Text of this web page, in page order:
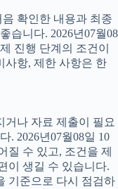
확인한 내용과 최종
습니다. 2026년07월08
진행 단계의 조건이
사항, 제한 사항은 한
거나 자료 제출이 필요
. 2026년07월08일 10
질 수 있고, 조건을 제
이 생길 수 있습니다.
기준으로 다시 점검하